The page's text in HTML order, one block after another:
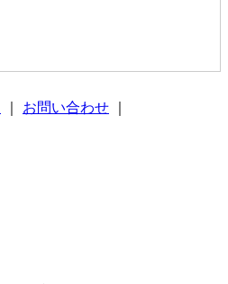
お問い合わせ